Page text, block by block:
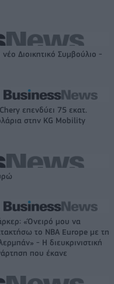
Διοικητικό Συμβούλιο -
επενδύει 75 εκατ.
στην KG Mobility
«Όνειρό μου να
το ΝΒΑ Europe με τη
- Η διευκρινιστική
που έκανε